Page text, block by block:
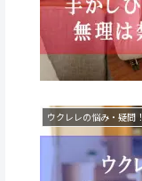
ウクレレの悩み・疑問！